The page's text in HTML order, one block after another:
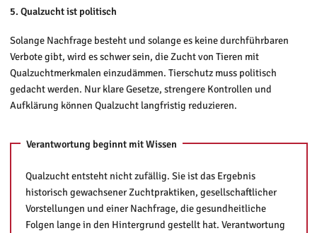
5. Qualzucht ist politisch
Solange Nachfrage besteht und solange es keine durchführbaren
Verbote gibt, wird es schwer sein, die Zucht von Tieren mit
Qualzuchtmerkmalen einzudämmen. Tierschutz muss politisch
gedacht werden. Nur klare Gesetze, strengere Kontrollen und
Aufklärung können Qualzucht langfristig reduzieren.
Verantwortung beginnt mit Wissen
Qualzucht entsteht nicht zufällig. Sie ist das Ergebnis
historisch gewachsener Zuchtpraktiken, gesellschaftlicher
Vorstellungen und einer Nachfrage, die gesundheitliche
Folgen lange in den Hintergrund gestellt hat. Verantwortung